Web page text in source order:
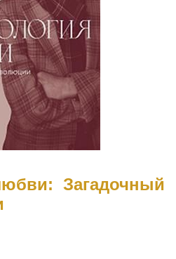
Загадочный